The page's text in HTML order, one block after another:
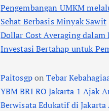
Pengembangan UMKM
Sehat Berbasis Minyak Sawit
Dollar Cost Averaging dalam
Investasi Bertahap untuk
PaitosgponTebar
YBM BRI RO Jakarta 1 Ajak
Berwisata Edukatif di